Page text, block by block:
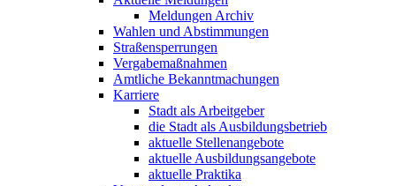
Meldungen Archiv
Wahlen und Abstimmungen
Straßensperrungen
Vergabemaßnahmen
Amtliche Bekanntmachungen
Karriere
Stadt als Arbeitgeber
die Stadt als Ausbildungsbetrieb
aktuelle Stellenangebote
aktuelle Ausbildungsangebote
aktuelle Praktika